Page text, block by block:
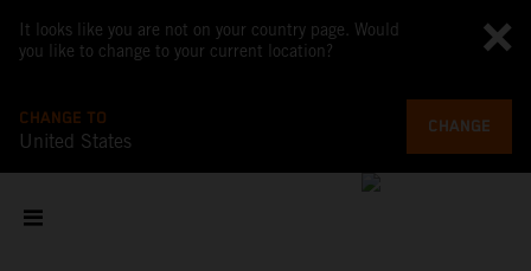
It looks like you are not on your country page. Would
you like to change to your current location?
CHANGE TO
United States
CHANGE